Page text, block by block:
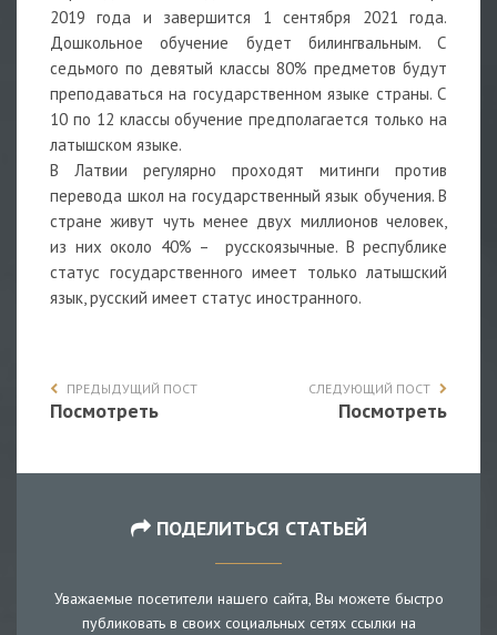
2019 года и завершится 1 сентября 2021 года.
Дошкольное обучение будет билингвальным. С
седьмого по девятый классы 80% предметов будут
преподаваться на государственном языке страны. С
10 по 12 классы обучение предполагается только на
латышском языке.
В Латвии регулярно проходят митинги против
перевода школ на государственный язык обучения. В
стране живут чуть менее двух миллионов человек,
из них около 40% – русскоязычные. В республике
статус государственного имеет только латышский
язык, русский имеет статус иностранного.
ПРЕДЫДУЩИЙ ПОСТ
Посмотреть
СЛЕДУЮЩИЙ ПОСТ
Посмотреть
ПОДЕЛИТЬСЯ СТАТЬЕЙ
Уважаемые посетители нашего сайта, Вы можете быстро
публиковать в своих социальных сетях ссылки на